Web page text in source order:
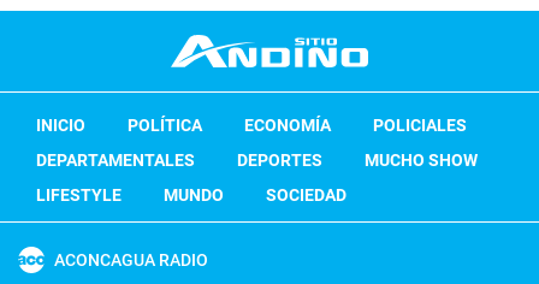
INICIO POLÍTICA ECONOMÍA
POLICIALES
DEPARTAMENTALES
DEPORTES
MUCHO SHOW
LIFESTYLE
MUNDO SOCIEDAD
ACONCAGUA RADIO